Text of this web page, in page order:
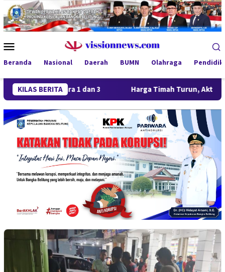
Loncat
ke
konten
Mobile
Beranda Nasional Daerah BUMN Olahraga
KILAS BERITA
Juara 1 dan 3 Harga Timah Turun, Aktivitas